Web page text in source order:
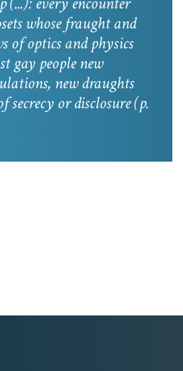
whose fraught and
of optics and physics
gay people new
new draughts
secrecy or disclosure(p.